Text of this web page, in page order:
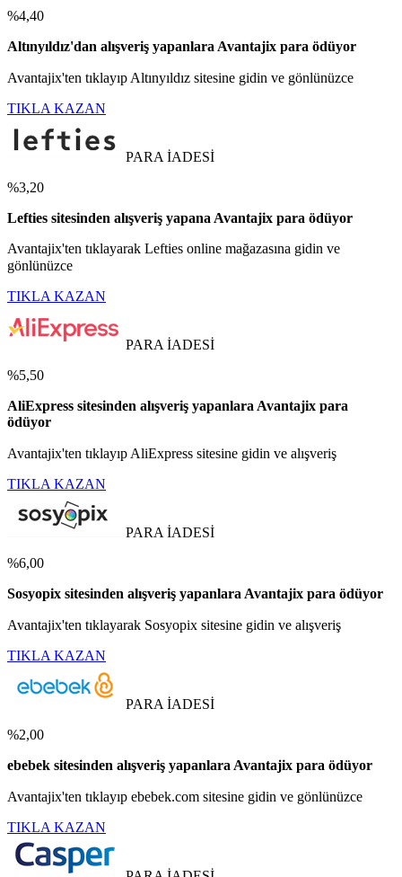
%4,40
Altınyıldız'dan alışveriş yapanlara Avantajix para ödüyor
Avantajix'ten tıklayıp Altınyıldız sitesine gidin ve gönlünüzce
TIKLA KAZAN
PARA İADESİ
%3,20
Lefties sitesinden alışveriş yapana Avantajix para ödüyor
Avantajix'ten tıklayarak Lefties online mağazasına gidin ve
gönlünüzce
TIKLA KAZAN
PARA İADESİ
%5,50
AliExpress sitesinden alışveriş yapanlara Avantajix para
ödüyor
Avantajix'ten tıklayıp AliExpress sitesine gidin ve alışveriş
TIKLA KAZAN
PARA İADESİ
%6,00
Sosyopix sitesinden alışveriş yapanlara Avantajix para ödüyor
Avantajix'ten tıklayarak Sosyopix sitesine gidin ve alışveriş
TIKLA KAZAN
PARA İADESİ
%2,00
ebebek sitesinden alışveriş yapanlara Avantajix para ödüyor
Avantajix'ten tıklayıp ebebek.com sitesine gidin ve gönlünüzce
TIKLA KAZAN